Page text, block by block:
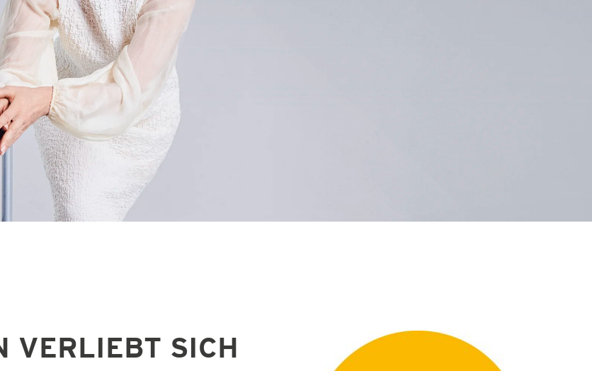
VERLIEBT SICH